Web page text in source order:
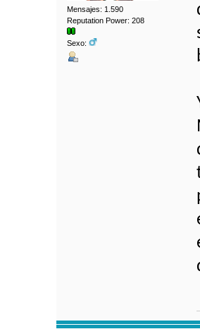
Mensajes: 1.590
Reputation Power: 208
Sexo: